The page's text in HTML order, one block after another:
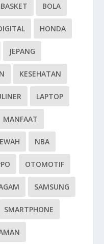
BASKET BOLA
HONDA
JEPANG
KESEHATAN
LAPTOP
MANFAAT
NBA
OTOMOTIF
SAMSUNG
SMARTPHONE